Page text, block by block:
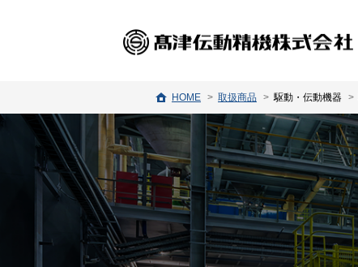
HOME 取扱商品 駆動・伝動機器